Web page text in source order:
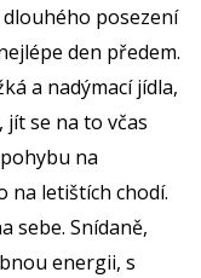
posezení
den předem.
a nadýmací jídla,
se na to včas
na
na letištích chodí.
sebe. Snídaně,
energii, s